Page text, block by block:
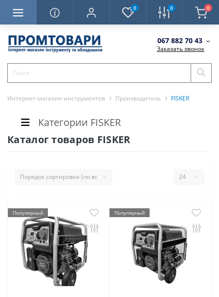
0 0 0
067 882 70 43
Заказать звонок
Интернет-магазин инструментов Производитель FISKER
Категории FISKER
Каталог товаров FISKER
Популярный Популярный